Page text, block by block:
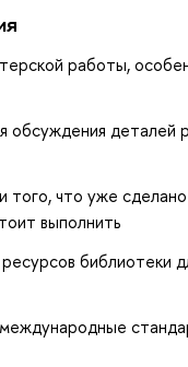
работы,
обсуждения
того, что уже
выполнить
библиотеки